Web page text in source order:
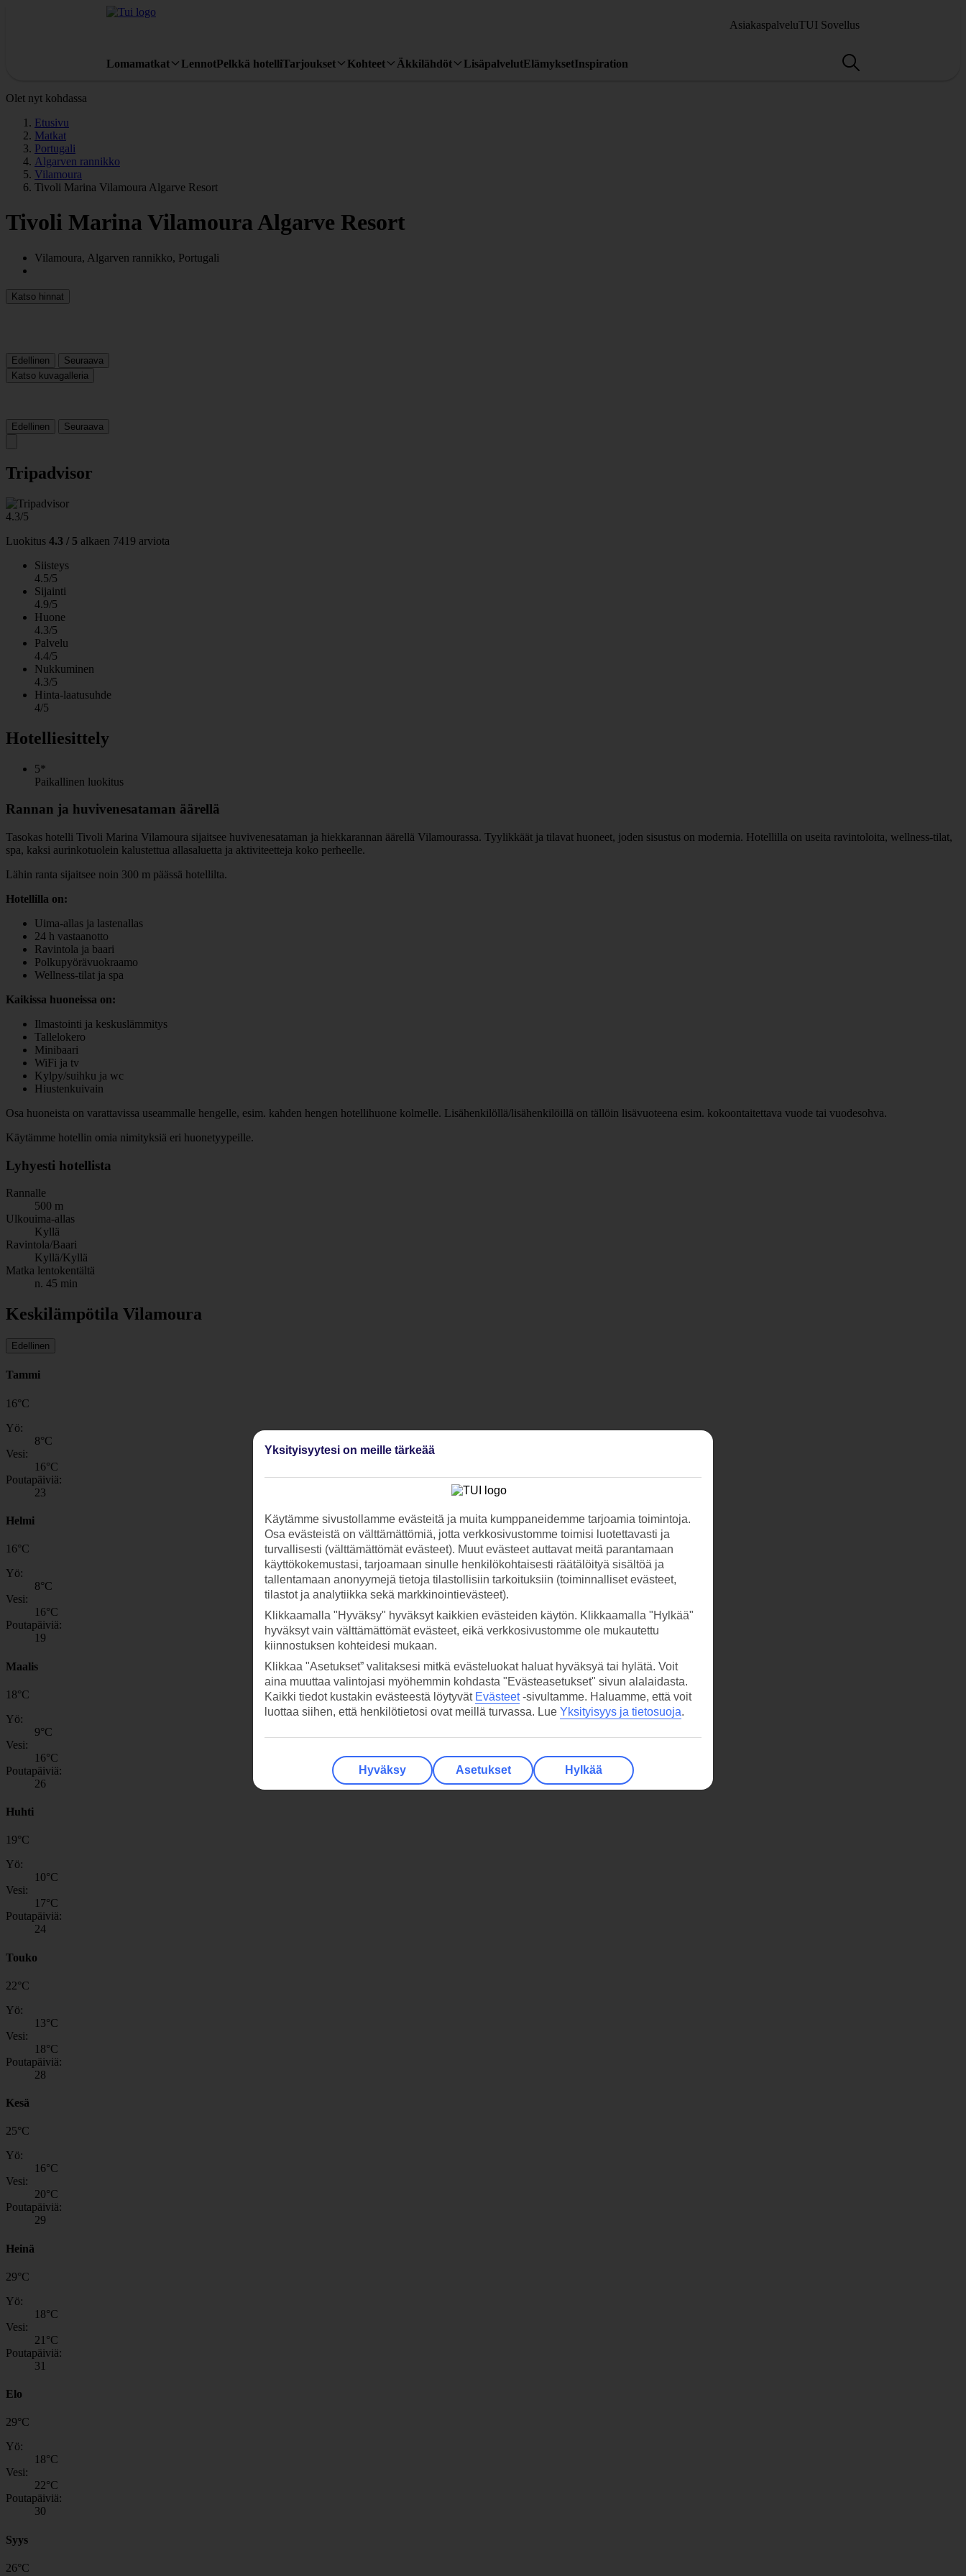
AsiakaspalveluTUI Sovellus
Lomamatkat LennotPelkkä hotelliTarjoukset Kohteet Äkkilähdöt LisäpalvelutElämyksetInspiration
Olet nyt kohdassa
Etusivu
Matkat
Portugali
Algarven rannikko
Vilamoura
Tivoli Marina Vilamoura Algarve Resort
Tivoli Marina Vilamoura Algarve Resort
Vilamoura, Algarven rannikko, Portugali
Katso hinnat
Edellinen
Seuraava
Katso kuvagalleria
Edellinen Seuraava
Tripadvisor
4.3/5
Luokitus 4.3 / 5 alkaen 7419 arviota
Siisteys
4.5/5
Sijainti
4.9/5
Huone
4.3/5
Palvelu
4.4/5
Nukkuminen
4.3/5
Hinta-laatusuhde
4/5
Hotelliesittely
5*
Paikallinen luokitus
Rannan ja huvivenesataman äärellä
Tasokas hotelli Tivoli Marina Vilamoura sijaitsee huvivenesataman ja hiekkarannan äärellä Vilamourassa. Tyylikkäät ja tilavat huoneet, joden sisustus on modernia. Hotellilla on useita ravintoloita, wellness-tilat,
spa, kaksi aurinkotuolein kalustettua allasaluetta ja aktiviteetteja koko perheelle.
Lähin ranta sijaitsee noin 300 m päässä hotellilta.
Hotellilla on:
Uima-allas ja lastenallas
24 h vastaanotto
Ravintola ja baari
Polkupyörävuokraamo
Wellness-tilat ja spa
Kaikissa huoneissa on:
Ilmastointi ja keskuslämmitys
Tallelokero
Minibaari
WiFi ja tv
Kylpy/suihku ja wc
Hiustenkuivain
Osa huoneista on varattavissa useammalle hengelle, esim. kahden hengen hotellihuone kolmelle. Lisähenkilöllä/lisähenkilöillä on tällöin lisävuoteena esim. kokoontaitettava vuode tai vuodesohva.
Käytämme hotellin omia nimityksiä eri huonetyypeille.
Lyhyesti hotellista
Rannalle
500 m
Ulkouima-allas
Kyllä
Ravintola/Baari
Kyllä/Kyllä
Matka lentokentältä
n. 45 min
Keskilämpötila Vilamoura
Edellinen
Tammi
16°C
Yö:
8°C
Vesi:
16°C
Poutapäiviä:
23
Helmi
16°C
Yö:
8°C
Vesi:
16°C
Poutapäiviä:
19
Maalis
18°C
Yö:
9°C
Vesi:
16°C
Poutapäiviä:
26
Huhti
19°C
Yö:
10°C
Vesi:
17°C
Poutapäiviä:
24
Touko
22°C
Yö:
13°C
Vesi:
18°C
Poutapäiviä:
28
Kesä
25°C
Yö:
16°C
Vesi:
20°C
Poutapäiviä:
29
Heinä
29°C
Yö:
18°C
Vesi:
21 °C
Poutapäiviä:
31
Elo
29°C
Yö:
18°C
Vesi:
22°C
Poutapäiviä:
30
Syys
26°C
Yksityisyytesi on meille tärkeää
Käytämme sivustollamme evästeitä ja muita kumppaneidemme tarjoamia toimintoja.
Osa evästeistä on välttämättömiä, jotta verkkosivustomme toimisi luotettavasti ja
turvallisesti (välttämättömät evästeet). Muut evästeet auttavat meitä parantamaan
käyttökokemustasi, tarjoamaan sinulle henkilökohtaisesti räätälöityä sisältöä ja
tallentamaan anonyymejä tietoja tilastollisiin tarkoituksiin (toiminnalliset evästeet,
tilastot ja analytiikka sekä markkinointievästeet).
Klikkaamalla "Hyväksy" hyväksyt kaikkien evästeiden käytön. Klikkaamalla "Hylkää"
hyväksyt vain välttämättömät evästeet, eikä verkkosivustomme ole mukautettu
kiinnostuksen kohteidesi mukaan.
Klikkaa "Asetukset” valitaksesi mitkä evästeluokat haluat hyväksyä tai hylätä. Voit
aina muuttaa valintojasi myöhemmin kohdasta "Evästeasetukset" sivun alalaidasta.
Kaikki tiedot kustakin evästeestä löytyvät Evästeet-sivultamme. Haluamme, että voit
luottaa siihen, että henkilötietosi ovat meillä turvassa. Lue Yksityisyys ja tietosuoja.
Hyväksy Asetukset Hylkää